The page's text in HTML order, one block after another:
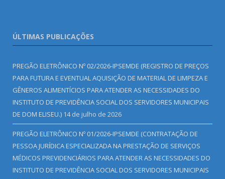
ÚLTIMAS PUBLICAÇÕES
PREGÃO ELETRÔNICO Nº 02/2026-IPSEMDE (REGISTRO DE PREÇOS
PARA FUTURA E EVENTUAL AQUISIÇÃO DE MATERIAL DE LIMPEZA E
GÊNEROS ALIMENTÍCIOS PARA ATENDER AS NECESSIDADES DO
INSTITUTO DE PREVIDÊNCIA SOCIAL DOS SERVIDORES MUNICIPAIS
DE DOM ELISEU.) 14 de julho de 2026
PREGÃO ELETRÔNICO Nº 01/2026-IPSEMDE (CONTRATAÇÃO DE
PESSOA JURÍDICA ESPECIALIZADA NA PRESTAÇÃO DE SERVIÇOS
MÉDICOS PREVIDENCIÁRIOS PARA ATENDER AS NECESSIDADES DO
INSTITUTO DE PREVIDÊNCIA SOCIAL DOS SERVIDORES MUNICIPAIS